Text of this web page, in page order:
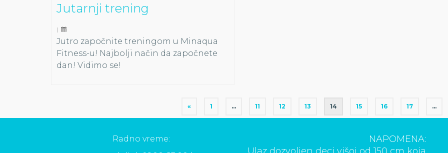
Jutarnji trening
|
Jutro započnite treningom u Minaqua
Fitness-u! Najbolji način da započnete
dan! Vidimo se!
« 1 … 11 12 13 14 15 16 17 …
Radno vreme:
NAPOMENA: